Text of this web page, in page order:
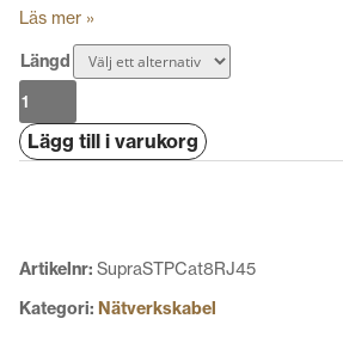
Läs mer »
Längd
Supra
STP
Cat
mängd
Lägg till i varukorg
Artikelnr: SupraSTPCat8RJ45
Kategori: Nätverkskabel